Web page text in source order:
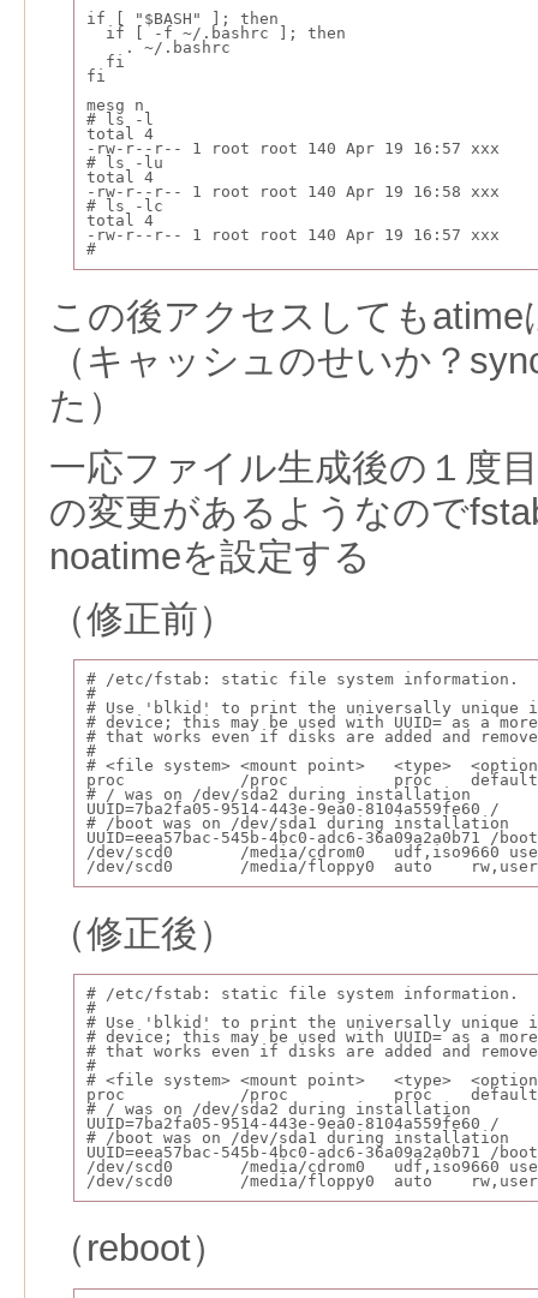
if [ "$BASH" ]; then
if [ -f ~/.bashrc ]; then
. ~/.bashrc
fi
fi
mesg n
# ls -l
total 4
-rw-r--r-- 1 root root 140 Apr 19 16:57 xxx
# ls -lu
total 4
-rw-r--r-- 1 root root 140 Apr 19 16:58 xxx
# ls -lc
total 4
-rw-r--r-- 1 root root 140 Apr 19 16:57 xxx
#
この後アクセスしても
（キャッシュのせいか？
た）
一応ファイル生成後の１度
の変更があるようなので
noatimeを設定する
（修正前）
# /etc/fstab: static file system information.
#
# Use 'blkid' to print the universally unique
# device; this may be used with UUID= as a
# that works even if disks are added and
#
# <file system> <mount point>   <type>
proc            /proc           proc
# / was on /dev/sda2 during installation
UUID=7ba2fa05-9514-443e-9ea0-8104a559fe60 /
# /boot was on /dev/sda1 during installation
UUID=eea57bac-545b-4bc0-adc6-36a09a2a0b71 /
/dev/scd0       /media/cdrom0   udf,iso9660
/dev/scd0       /media/floppy0  auto
（修正後）
# /etc/fstab: static file system information.
#
# Use 'blkid' to print the universally unique
# device; this may be used with UUID= as a
# that works even if disks are added and
#
# <file system> <mount point>   <type>
proc            /proc           proc
# / was on /dev/sda2 during installation
UUID=7ba2fa05-9514-443e-9ea0-8104a559fe60 /
# /boot was on /dev/sda1 during installation
UUID=eea57bac-545b-4bc0-adc6-36a09a2a0b71 /
/dev/scd0       /media/cdrom0   udf,iso9660
/dev/scd0       /media/floppy0  auto
（reboot）